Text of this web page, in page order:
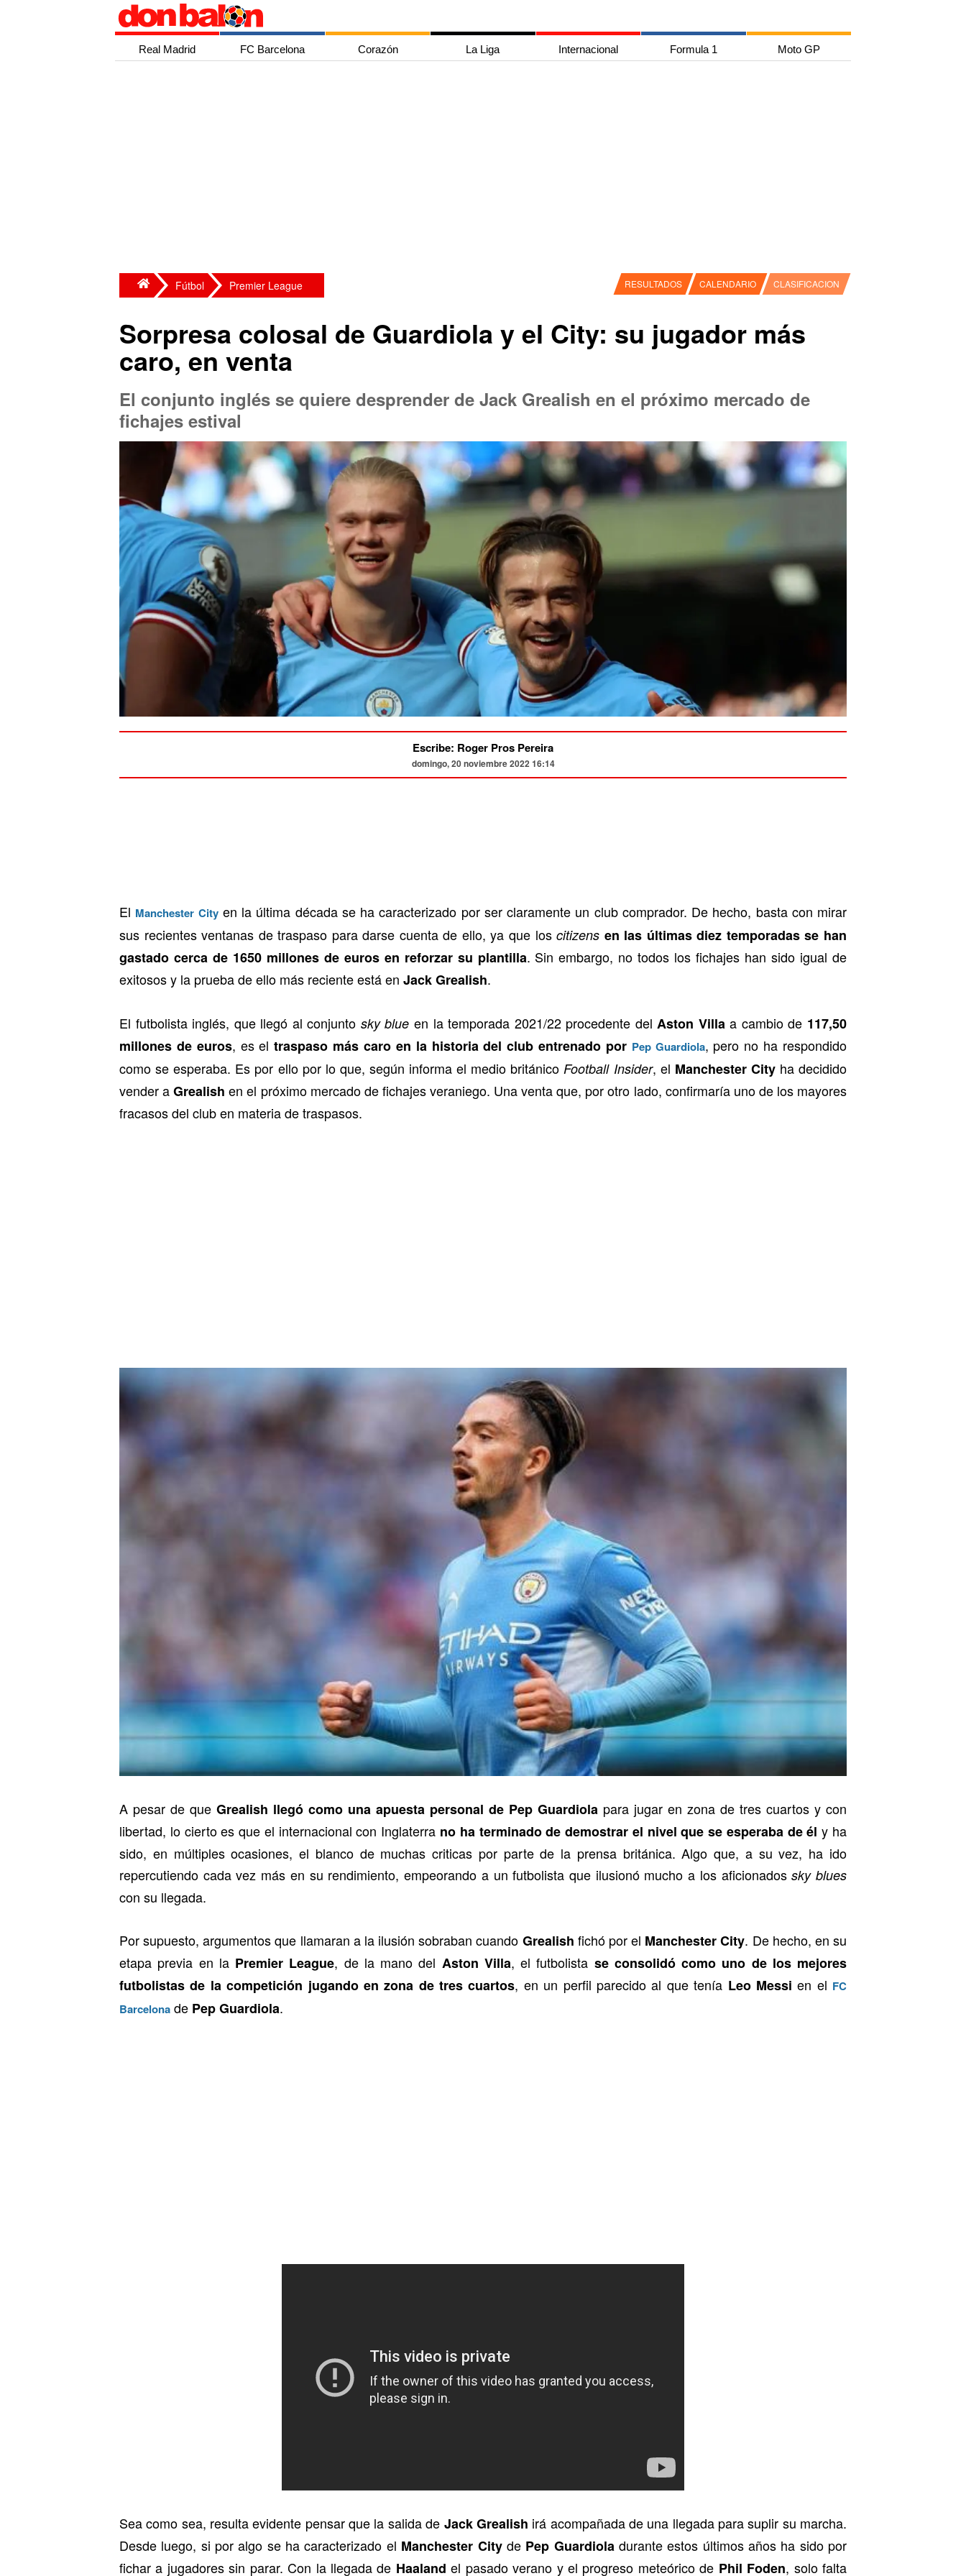
Real Madrid FC Barcelona Corazón La Liga Internacional Formula 1 Moto GP
Fútbol Premier League RESULTADOS CALENDARIO CLASIFICACION
Sorpresa colosal de Guardiola y el City: su jugador más
caro, en venta
El conjunto inglés se quiere desprender de Jack Grealish en el próximo mercado de
fichajes estival
Escribe: Roger Pros Pereira
domingo, 20 noviembre 2022 16:14
El Manchester Cityen la última década se ha caracterizado por ser claramente un club comprador. De hecho, basta con mirar
sus recientes ventanas de traspaso para darse cuenta de ello, ya que loscitizens en las últimas diez temporadas se han
gastado cerca de 1650 millones de euros en reforzar su plantilla. Sin embargo, no todos los fichajes han sido igual de
exitosos y la prueba de ello más reciente está en Jack Grealish.
El futbolista inglés, que llegó al conjunto sky blue en la temporada 2021/22 procedente del Aston Villa a cambio de 117,50
millones de euros, es eltraspaso más caro en la historia del club entrenado por Pep Guardiola, pero no ha respondido
como se esperaba. Es por ello por lo que, según informa el medio británico Football Insider, el Manchester Cityha decidido
vender aGrealish en el próximo mercado de fichajes veraniego. Una venta que, por otro lado, confirmaría uno de los mayores
fracasos del club en materia de traspasos.
A pesar de que Grealish llegó como una apuesta personal de Pep Guardiola para jugar en zona de tres cuartos y con
libertad, lo cierto es que el internacional con Inglaterra no ha terminado de demostrar el nivel que se esperaba de él y ha
sido, en múltiples ocasiones, el blanco de muchas criticas por parte de la prensa británica. Algo que, a su vez, ha ido
repercutiendo cada vez más en su rendimiento, empeorando a un futbolista que ilusionó mucho a los aficionadossky blues
con su llegada.
Por supuesto, argumentos que llamaran a la ilusión sobraban cuando Grealish fichó por el Manchester City. De hecho, en su
etapa previa en la Premier League, de la mano del Aston Villa, el futbolista se consolidó como uno de los mejores
futbolistas de la competición jugando en zona de tres cuartos, en un perfil parecido al que tenía Leo Messi en el FC
Barcelona de Pep Guardiola.
Sea como sea, resulta evidente pensar que la salida de Jack Grealish irá acompañada de una llegada para suplir su marcha.
Desde luego, si por algo se ha caracterizado el Manchester Cityde Pep Guardiola durante estos últimos años ha sido por
fichar a jugadores sin parar. Con la llegada de Haaland el pasado verano y el progreso meteórico de Phil Foden, solo falta